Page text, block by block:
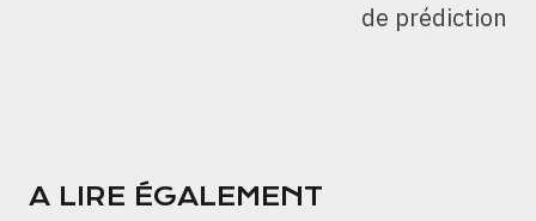
de prédiction
A LIRE ÉGALEMENT